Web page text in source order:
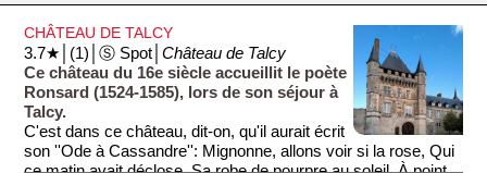
CHÂTEAU DE TALCY
3.7★│(1)│Ⓢ Spot│Château de Talcy
Ce château du 16e siècle accueillit le poète
Ronsard (1524-1585), lors de son séjour à
Talcy.
C'est dans ce château, dit-on, qu'il aurait écrit
son ''Ode à Cassandre'': Mignonne, allons voir si la rose, Qui